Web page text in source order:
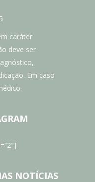
caráter
deve ser
Em caso
NOTÍCIAS